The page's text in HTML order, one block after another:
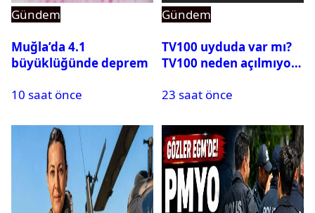
Gündem
Muğla’da 4.1
büyüklüğünde deprem
10 saat önce
Gündem
TV100 uyduda var mı?
TV100 neden açılmıyor?
23 saat önce